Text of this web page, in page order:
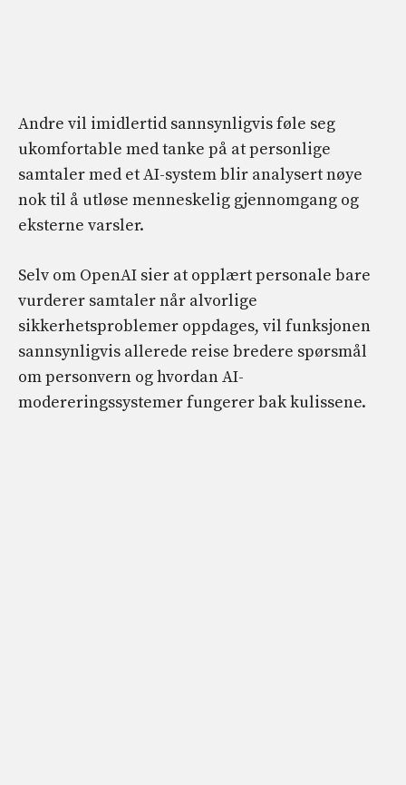
Andre vil imidlertid sannsynligvis føle seg
ukomfortable med tanke på at personlige
samtaler med et AI-system blir analysert nøye
nok til å utløse menneskelig gjennomgang og
eksterne varsler.
Selv om OpenAI sier at opplært personale bare
vurderer samtaler når alvorlige
sikkerhetsproblemer oppdages, vil funksjonen
sannsynligvis allerede reise bredere spørsmål
om personvern og hvordan AI-
modereringssystemer fungerer bak kulissene.